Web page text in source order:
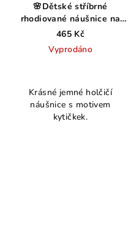
🌸Dětské stříbrné
rhodiované náušnice na
klapku
465 Kč
Vyprodáno
Krásné jemné holčičí
náušnice s motivem
kytičkek.